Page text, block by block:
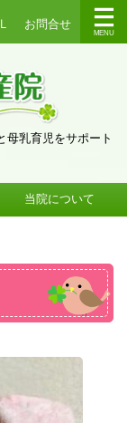
お問合せ
母乳育児をサポート
当院について